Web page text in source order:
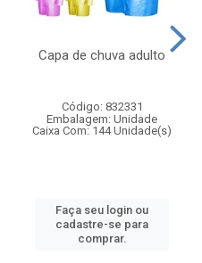
Capa de chuva adulto
Código: 832331
Embalagem: Unidade
Caixa Com: 144 Unidade(s)
Faça seu login ou
cadastre-se para
comprar.